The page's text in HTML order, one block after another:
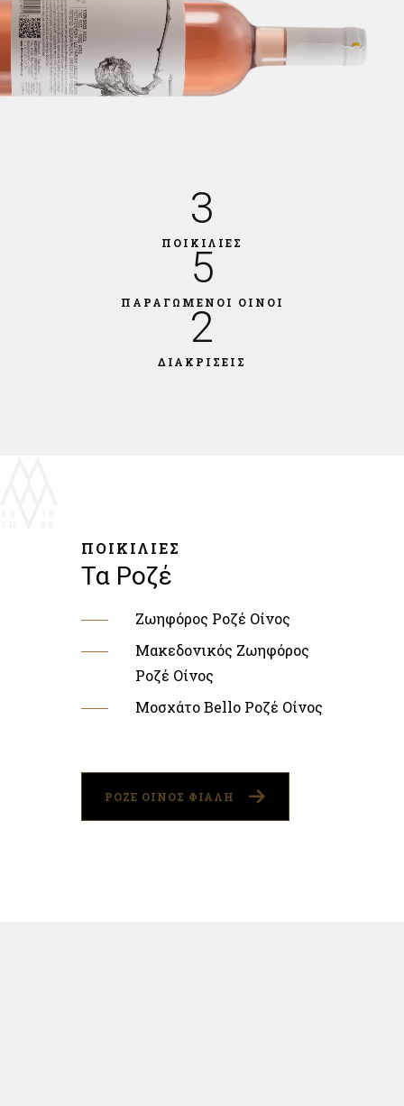
3
ΠΟΙΚΙΛΙΕΣ
5
ΠΑΡΑΓΩΜΕΝΟΙ ΟΙΝΟΙ
2
ΔΙΑΚΡΙΣΕΙΣ
ΠΟΙΚΙΛΙΕΣ
Τα Ροζέ
Ζωηφόρος Ροζέ Οίνος
Μακεδονικός Ζωηφόρος
Ροζέ Οίνος
Μοσχάτο Bello Ροζέ Οίνος
ΡΟΖΕ ΟΙΝΟΣ ΦΙΑΛΗ